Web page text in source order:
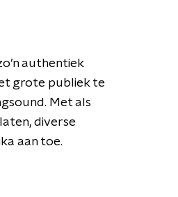
authentiek
grote publiek te
Met als
diverse
aan toe.